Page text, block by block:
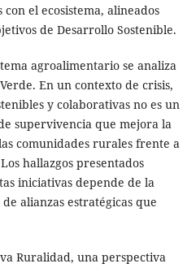
el ecosistema, alineados
de Desarrollo Sostenible.
agroalimentario se analiza
En un contexto de crisis,
y colaborativas no es un
supervivencia que mejora la
comunidades rurales frente a
hallazgos presentados
iniciativas depende de la
alianzas estratégicas que
Ruralidad, una perspectiva